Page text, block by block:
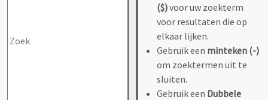
($)voor uw zoekterm
voor resultaten die op
elkaar lijken.
Gebruik een minteken (-)
om zoektermen uit te
sluiten.
Gebruik een Dubbele